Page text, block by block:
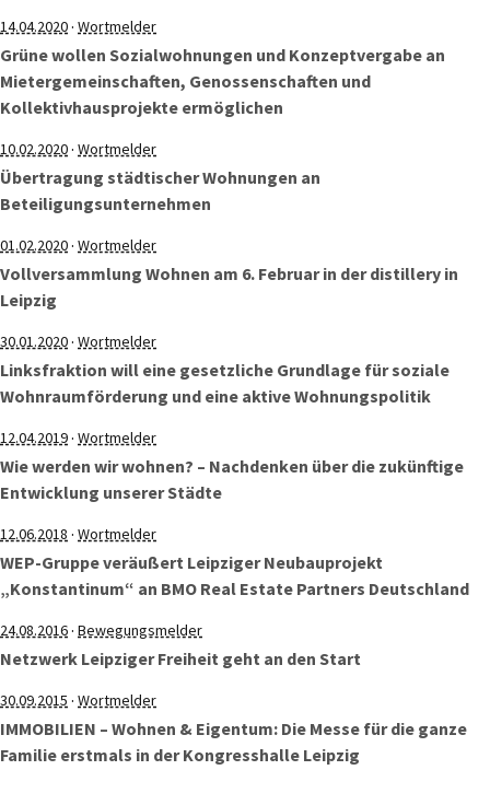
14.04.2020· Wortmelder
Grüne wollen Sozialwohnungen und Konzeptvergabe an
Mietergemeinschaften, Genossenschaften und
Kollektivhausprojekte ermöglichen
10.02.2020· Wortmelder
Übertragung städtischer Wohnungen an
Beteiligungsunternehmen
01.02.2020· Wortmelder
Vollversammlung Wohnen am 6. Februar in der distillery in
Leipzig
30.01.2020· Wortmelder
Linksfraktion will eine gesetzliche Grundlage für soziale
Wohnraumförderung und eine aktive Wohnungspolitik
12.04.2019· Wortmelder
Wie werden wir wohnen? – Nachdenken über die zukünftige
Entwicklung unserer Städte
12.06.2018 · Wortmelder
WEP-Gruppe veräußert Leipziger Neubauprojekt
„Konstantinum“ an BMO Real Estate Partners Deutschland
24.08.2016· Bewegungsmelder
Netzwerk Leipziger Freiheit geht an den Start
30.09.2015 · Wortmelder
IMMOBILIEN – Wohnen & Eigentum: Die Messe für die ganze
Familie erstmals in der Kongresshalle Leipzig